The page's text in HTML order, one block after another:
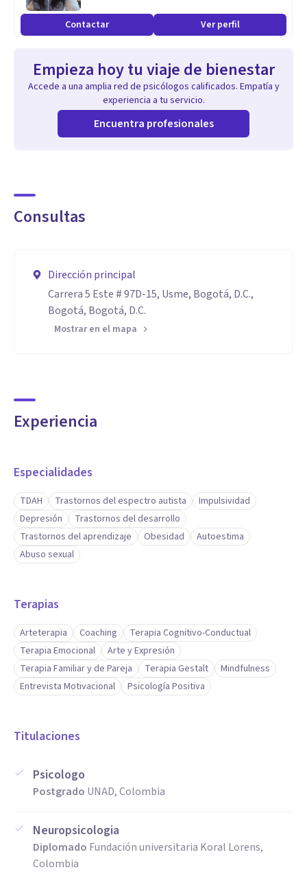
Contactar Ver perfil
Empieza hoy tu viaje de bienestar
Accede a una amplia red de psicólogos calificados. Empatía y
experiencia a tu servicio.
Encuentra profesionales
Consultas
Dirección principal
Carrera 5 Este # 97D-15, Usme, Bogotá, D.C.,
Bogotá, Bogotá, D.C.
Mostrar en el mapa
Experiencia
Especialidades
TDAH Trastornos del espectro autista
Impulsividad
Depresión
Trastornos del desarrollo
Trastornos del aprendizaje
Obesidad
Autoestima
Abuso sexual
Terapias
Arteterapia Coaching
Terapia Cognitivo-Conductual
Terapia Emocional
Arte y Expresión
Terapia Familiar y de Pareja
Terapia Gestalt
Mindfulness
Entrevista Motivacional
Psicología Positiva
Titulaciones
Psicologo
Postgrado UNAD, Colombia
Neuropsicologia
Diplomado Fundación universitaria Koral Lorens,
Colombia